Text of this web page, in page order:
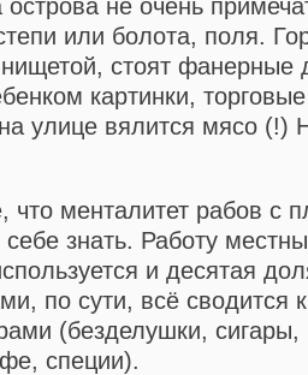
не очень
или болота, поля.
стоят фанерные
картинки,
улице вялится мясо (!)
менталитет рабов с
знать. Работу
и десятая
по сути, всё сводится
(безделушки, сигары,
специи).